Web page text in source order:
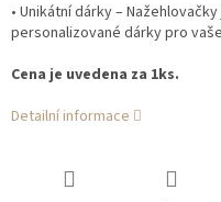
• Unikátní dárky –
personalizované dárky pro
Cena je uvedena za 1ks.
Detailní informace